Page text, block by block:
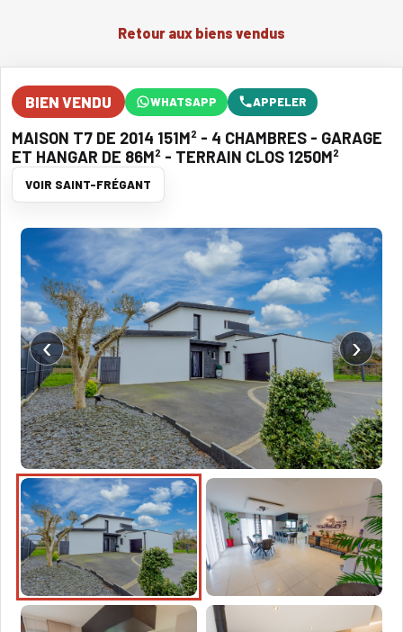
Retour aux biens vendus
BIEN VENDU WHATSAPP APPELER
MAISON T7 DE 2014 151M² - 4 CHAMBRES - GARAGE
ET HANGAR DE 86M² - TERRAIN CLOS 1250M²
VOIR SAINT-FRÉGANT
‹ ›